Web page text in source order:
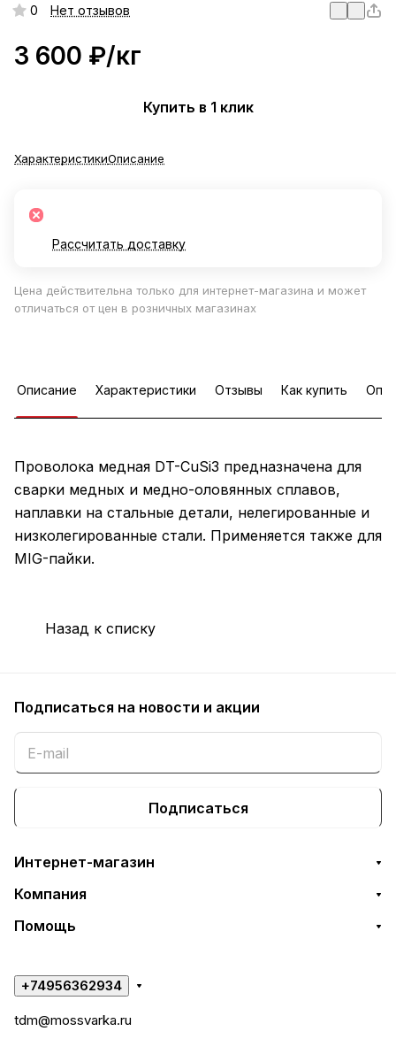
0 Нет отзывов
3 600 ₽/кг
Купить в 1 клик
ХарактеристикиОписание
Рассчитать доставку
Цена действительна только для интернет-магазина и может
отличаться от цен в розничных магазинах
Описание Характеристики Отзывы Как купить
Проволока медная DT-CuSi3 предназначена для
сварки медных и медно-оловянных сплавов,
наплавки на стальные детали, нелегированные и
низколегированные стали. Применяется также для
MIG-пайки.
Назад к списку
Подписаться на новости и акции
Подписаться
Интернет-магазин
Компания
Помощь
+74956362934
tdm@mossvarka.ru